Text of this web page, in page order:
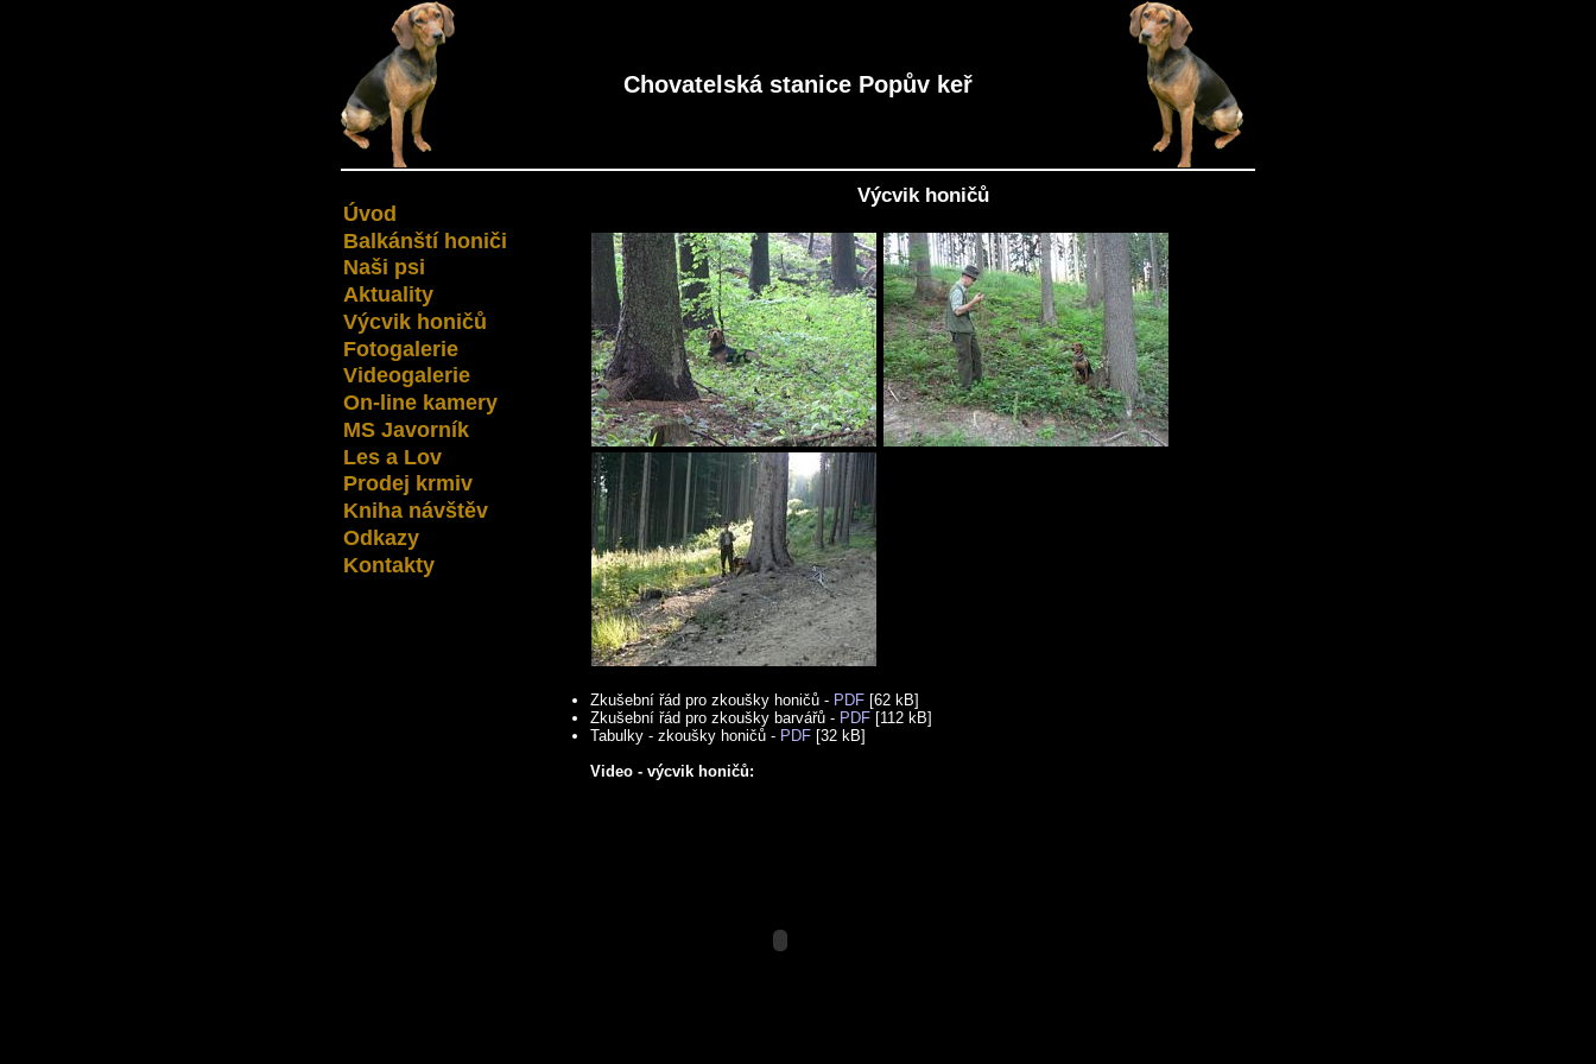
Chovatelská stanice Popův keř
Úvod
Balkánští honiči
Naši psi
Aktuality
Výcvik honičů
Fotogalerie
Videogalerie
On-line kamery
MS Javorník
Les a Lov
Prodej krmiv
Kniha návštěv
Odkazy
Kontakty
Výcvik honičů
Zkušební řád pro zkoušky honičů - PDF [62 kB]
Zkušební řád pro zkoušky barvářů - PDF [112 kB]
Tabulky - zkoušky honičů - PDF [32 kB]
Video - výcvik honičů: